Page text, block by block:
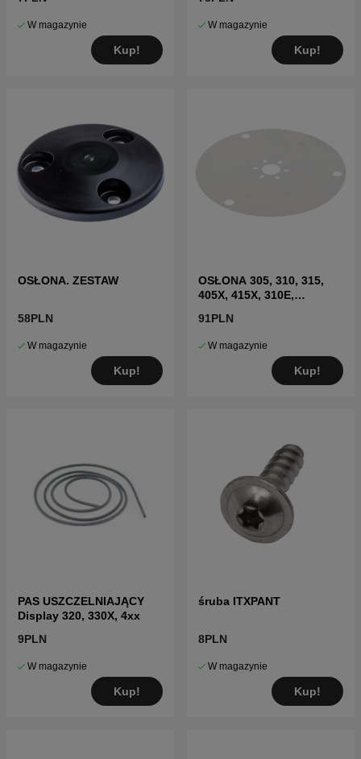
W magazynie
Kup!
W magazynie
Kup!
OSŁONA. ZESTAW
58PLN
W magazynie
Kup!
OSŁONA 305, 310, 315,
405X, 415X, 310E,
91PLN
W magazynie
Kup!
PAS USZCZELNIAJĄCY
Display 320, 330X, 4xx
9PLN
W magazynie
Kup!
śruba ITXPANT
8PLN
W magazynie
Kup!